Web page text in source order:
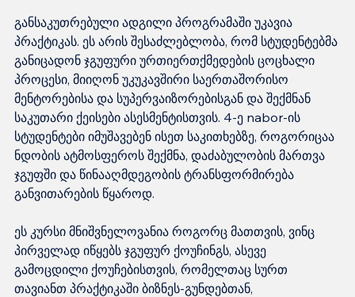
განსაკუთრებული ადგილი პროგრამაში უკავია
პრაქტიკას. ეს არის შესაძლებლობა, რომ სტუდენტებმა
განიცადონ ჯგუფური ურთიერთქმედების ცოცხალი
პროცესი, მიიღონ უკუკავშირი საერთაშორისო
მენტორებისა და სუპერვაიზორებისგან და შექმნან
საკუთარი ქეისები ასესმენტისთვის. 4-ე nabor-ის
სტუდენტები იმუშავებენ ისეთ საკითხებზე, როგორიცაა
ნდობის ატმოსფეროს შექმნა, დაძაბულობის მართვა
ჯგუფში და წინააღმდეგობის ტრანსფორმირება
განვითარების წყაროდ.
ეს კურსი მნიშვნელოვანია როგორც მათთვის, ვინც
პირველად იწყებს ჯგუფურ ქოუჩინგს, ასევე
გამოცდილი ქოუჩებისთვის, რომელთაც სურთ
თავიანთ პრაქტიკაში ბიზნეს-გუნდებთან,